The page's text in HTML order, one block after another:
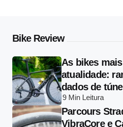
Bike Review
As bikes
atualidade:
dados de
9 Min Leitura
Parcours
VibraCore e